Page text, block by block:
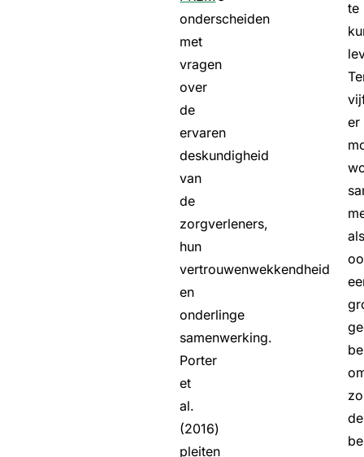
onderscheiden
met
vragen
over
de
ervaren
deskundigheid
van
de
zorgverleners,
hun
vertrouwenwekkendheid
en
onderlinge
samenwerking.
Porter
et
al.
(2016)
pleiten
te
er
als
zo
de